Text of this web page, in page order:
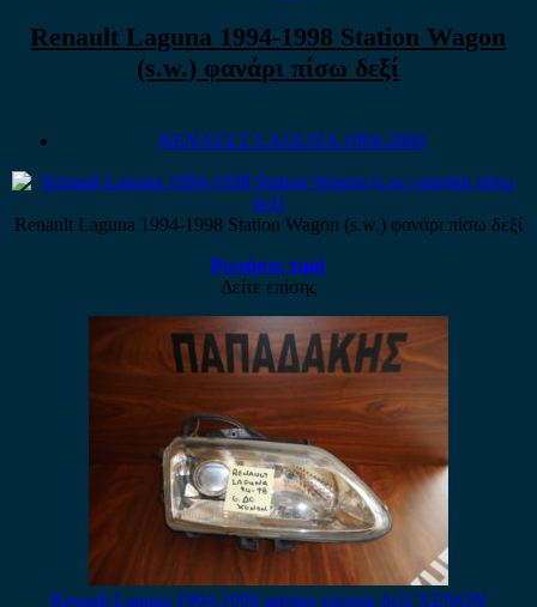
Renault Laguna 1994-1998 Station Wagon
(s.w.) φανάρι πίσω δεξί
RENAULT LAGUNA 1994-2000
Renault Laguna 1994-1998 Station Wagon (s.w.) φανάρι πίσω δεξί
Ρωτήστε τιμή
Δείτε επίσης
Renault Laguna 1994-1998 φανάρι εμπρός δεξί XENON